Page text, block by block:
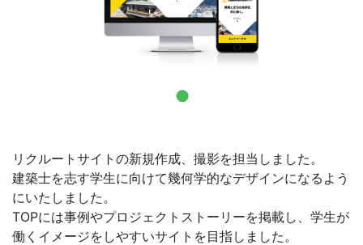
リクルートサイトの新規作成、撮影を担当しました。
建築士を志す学生に向けて幾何学的なデザインになるよう
にいたしました。
TOPには事例やプロジェクトストーリーを掲載し、学生が
働くイメージをしやすいサイトを目指しました。